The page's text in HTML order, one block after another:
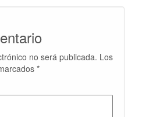
no será publicada. Los
*